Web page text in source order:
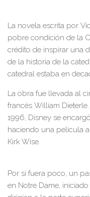
La novela escrita por
pobre condición de la
crédito de inspirar una
de la historia de la
catedral estaba en
La obra fue llevada al
francés William
1996, Disney se
haciendo una película
Kirk Wise.
Por si fuera poco, un
en Notre Dame,